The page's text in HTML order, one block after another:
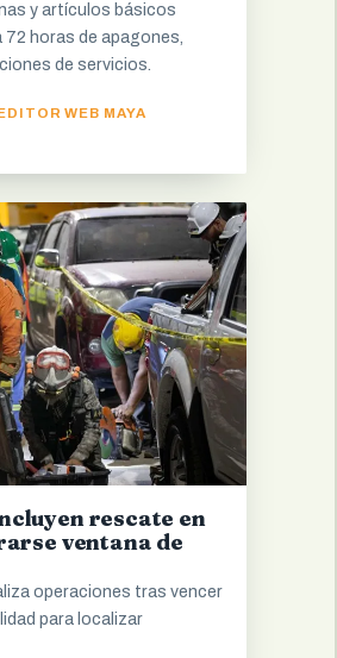
y artículos básicos
horas de apagones,
de servicios.
WEB MAYA
rescate en
ventana de
operaciones tras vencer
para localizar